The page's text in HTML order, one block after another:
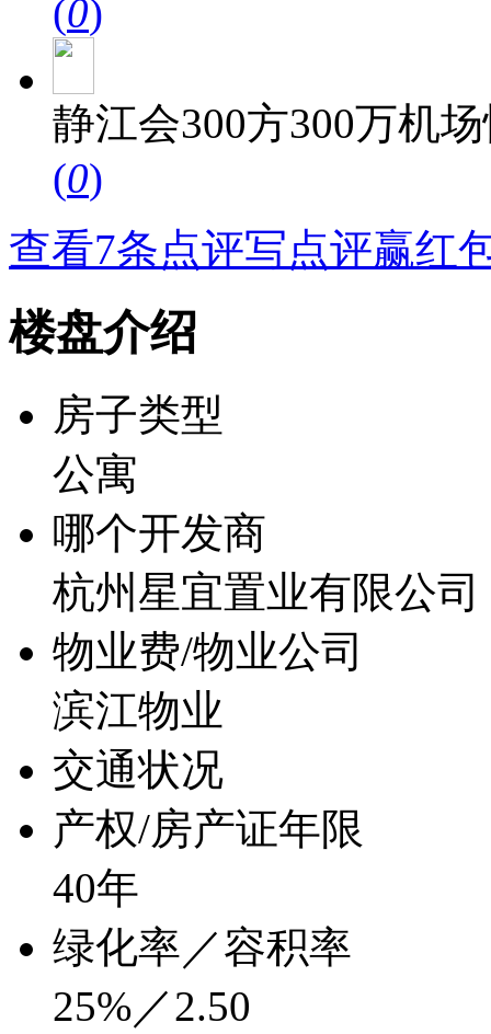
(0)
静江会300方300万机
(0)
查看7条点评写点评赢红
楼盘介绍
房子类型
公寓
哪个开发商
杭州星宜置业有限公司
物业费/物业公司
滨江物业
交通状况
产权/房产证年限
40年
绿化率／容积率
25%／2.50